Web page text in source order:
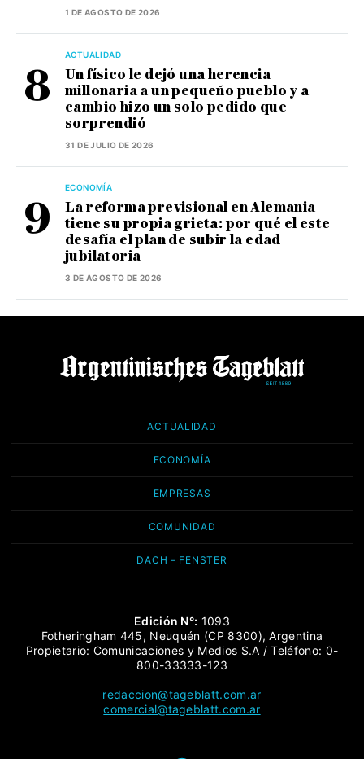
1 DE AGOSTO DE 2026
ACTUALIDAD
Un físico le dejó una herencia
millonaria a un pequeño pueblo y a
cambio hizo un solo pedido que
sorprendió
31 DE JULIO DE 2026
ECONOMÍA
La reforma previsional en Alemania
tiene su propia grieta: por qué el este
desafía el plan de subir la edad
jubilatoria
3 DE AGOSTO DE 2026
ACTUALIDAD
ECONOMÍA
EMPRESAS
COMUNIDAD
DACH – FENSTER
Edición N°: 1093
Fotheringham 445, Neuquén (CP 8300), Argentina
Propietario: Comunicaciones y Medios S.A / Teléfono: 0-
800-33333-123
redaccion@tageblatt.com.ar
comercial@tageblatt.com.ar